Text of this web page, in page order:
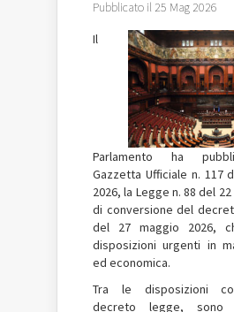
Pubblicato il 25 Mag 2026
Il
Parlamento ha
Gazzetta Ufficiale n. 117
2026, la Legge n. 88 del
di conversione del
del 27 maggio 2026,
disposizioni urgenti in
ed economica.
Tra le disposizioni
decreto legge, sono